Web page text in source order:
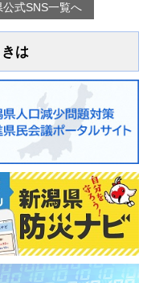
公式SNS一覧へ
は